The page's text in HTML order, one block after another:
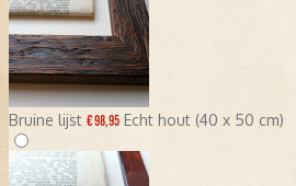
Bruine lijst € 98,95 Echt hout (40 x 50 cm)